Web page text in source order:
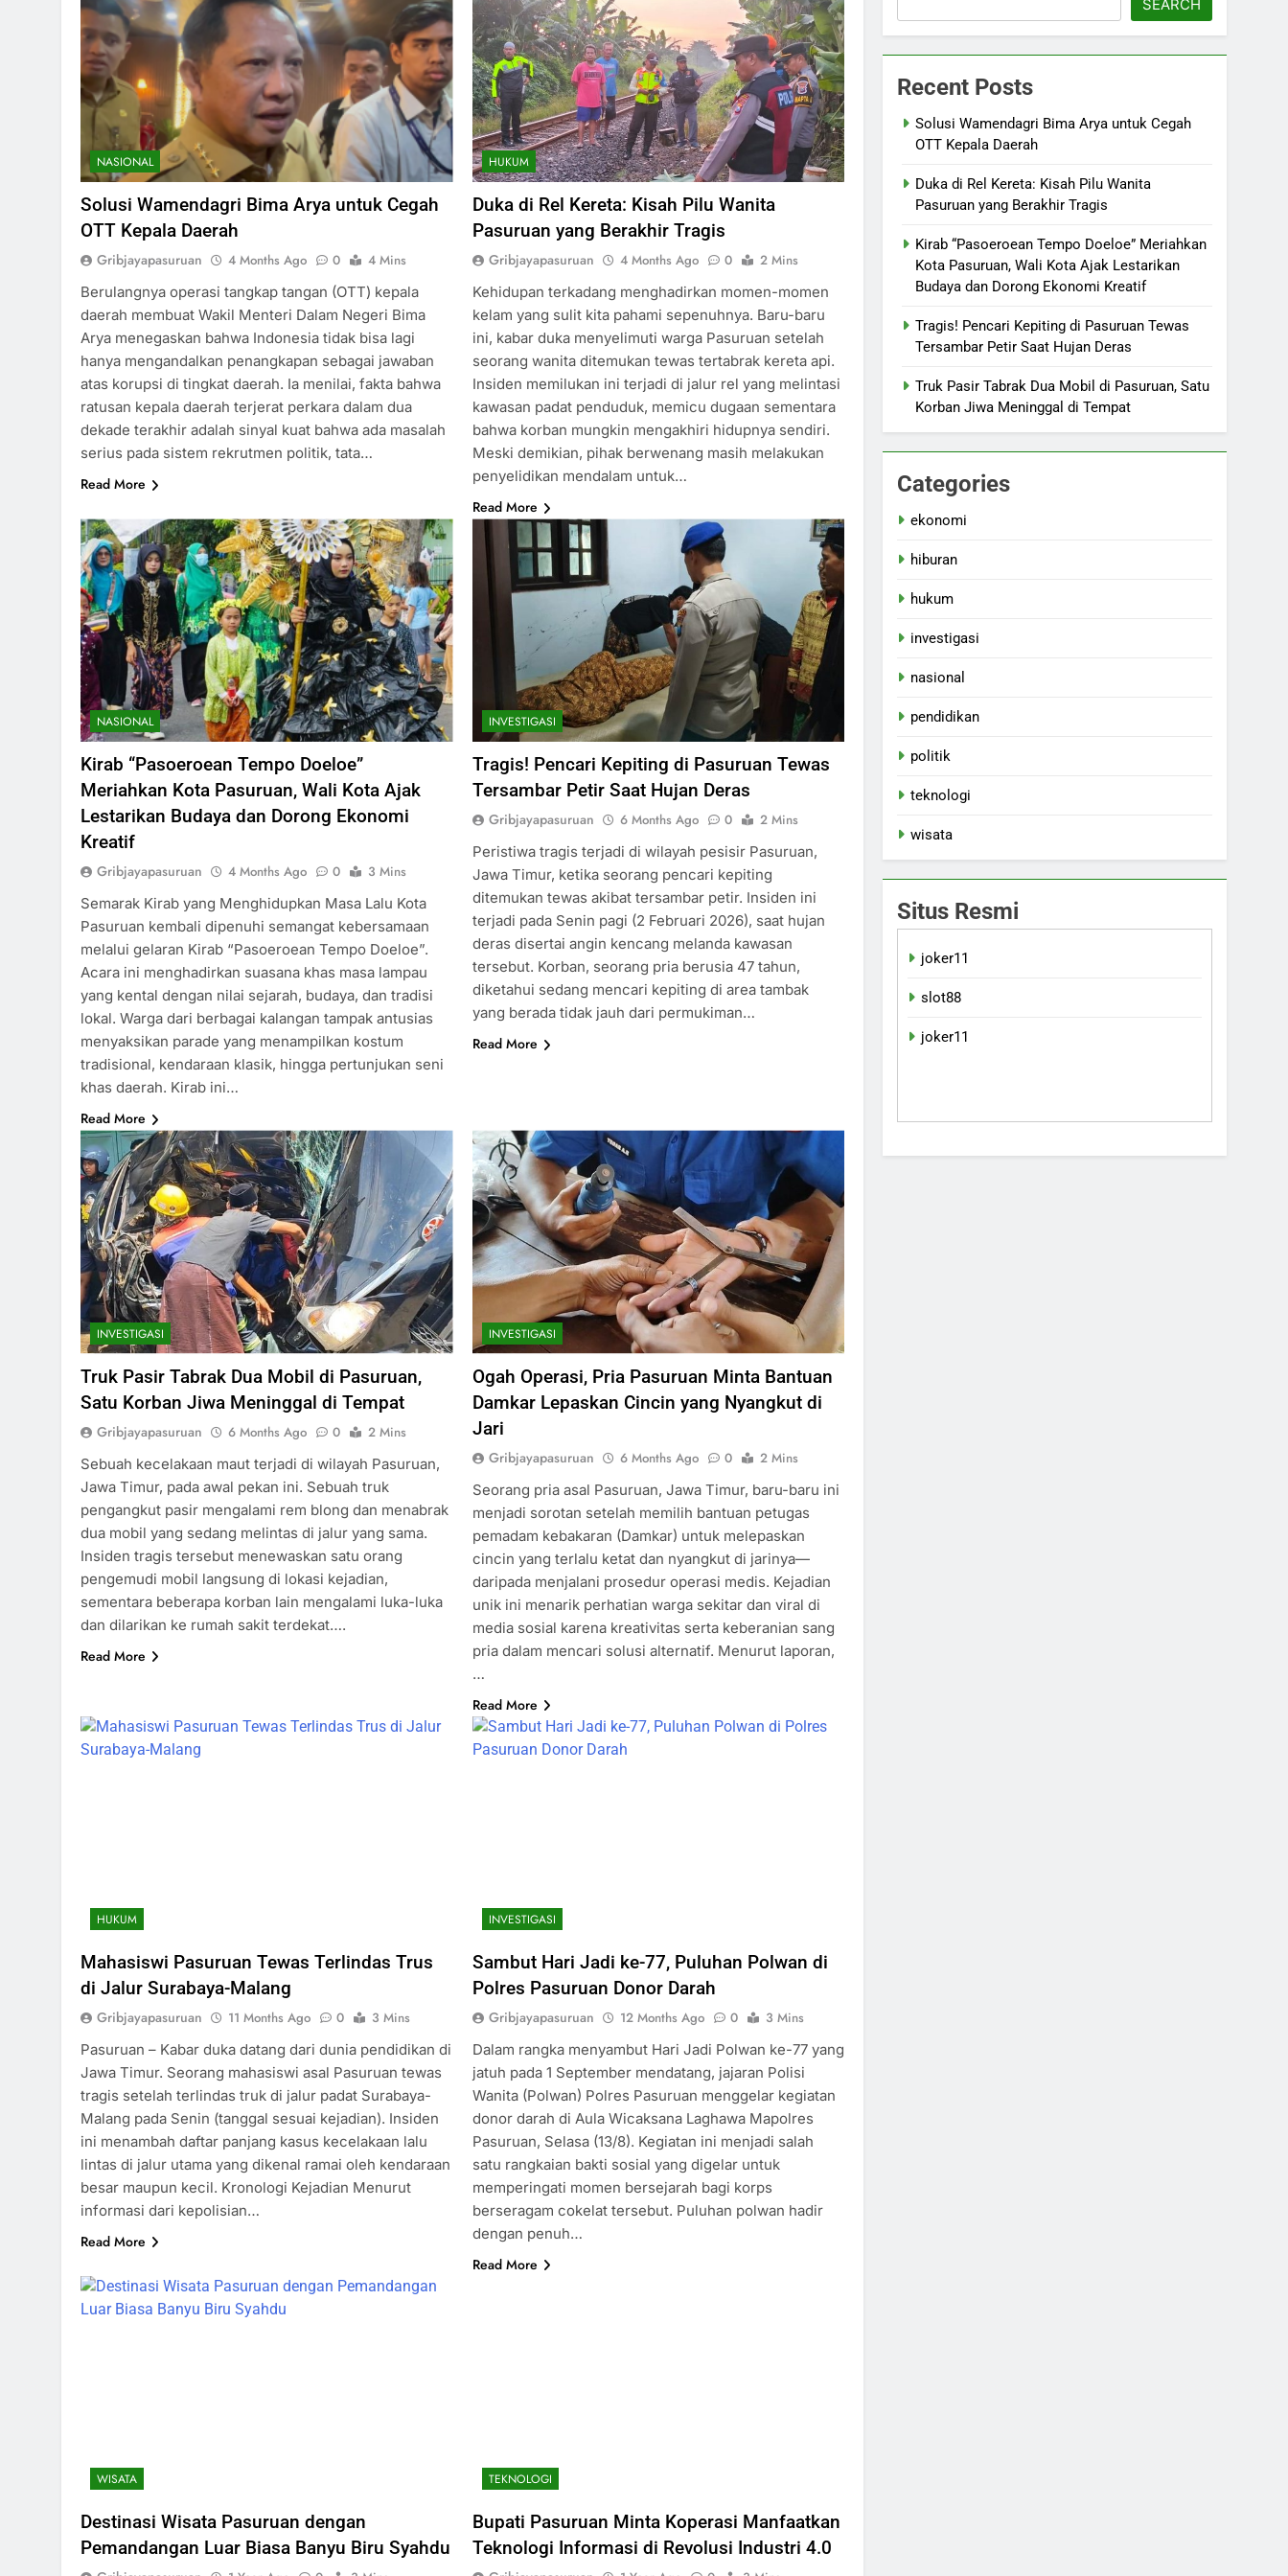
NASIONAL
Solusi Wamendagri Bima Arya untuk Cegah
OTT Kepala Daerah
Gribjayapasuruan 4 Months Ago 0
4 Mins
Berulangnya operasi tangkap tangan (OTT) kepala
daerah membuat Wakil Menteri Dalam Negeri Bima
Arya menegaskan bahwa Indonesia tidak bisa lagi
hanya mengandalkan penangkapan sebagai jawaban
atas korupsi di tingkat daerah. Ia menilai, fakta bahwa
ratusan kepala daerah terjerat perkara dalam dua
dekade terakhir adalah sinyal kuat bahwa ada masalah
serius pada sistem rekrutmen politik, tata…
Read More
HUKUM
Duka di Rel Kereta: Kisah Pilu Wanita
Pasuruan yang Berakhir Tragis
Gribjayapasuruan 4 Months Ago 0
2 Mins
Kehidupan terkadang menghadirkan momen-momen
kelam yang sulit kita pahami sepenuhnya. Baru-baru
ini, kabar duka menyelimuti warga Pasuruan setelah
seorang wanita ditemukan tewas tertabrak kereta api.
Insiden memilukan ini terjadi di jalur rel yang melintasi
kawasan padat penduduk, memicu dugaan sementara
bahwa korban mungkin mengakhiri hidupnya sendiri.
Meski demikian, pihak berwenang masih melakukan
penyelidikan mendalam untuk…
Read More
NASIONAL
Kirab “Pasoeroean Tempo Doeloe”
Meriahkan Kota Pasuruan, Wali Kota Ajak
Lestarikan Budaya dan Dorong Ekonomi
Kreatif
Gribjayapasuruan 4 Months Ago 0
3 Mins
Semarak Kirab yang Menghidupkan Masa Lalu Kota
Pasuruan kembali dipenuhi semangat kebersamaan
melalui gelaran Kirab “Pasoeroean Tempo Doeloe”.
Acara ini menghadirkan suasana khas masa lampau
yang kental dengan nilai sejarah, budaya, dan tradisi
lokal. Warga dari berbagai kalangan tampak antusias
menyaksikan parade yang menampilkan kostum
tradisional, kendaraan klasik, hingga pertunjukan seni
khas daerah. Kirab ini…
Read More
INVESTIGASI
Tragis! Pencari Kepiting di Pasuruan Tewas
Tersambar Petir Saat Hujan Deras
Gribjayapasuruan 6 Months Ago 0
2 Mins
Peristiwa tragis terjadi di wilayah pesisir Pasuruan,
Jawa Timur, ketika seorang pencari kepiting
ditemukan tewas akibat tersambar petir. Insiden ini
terjadi pada Senin pagi (2 Februari 2026), saat hujan
deras disertai angin kencang melanda kawasan
tersebut. Korban, seorang pria berusia 47 tahun,
diketahui sedang mencari kepiting di area tambak
yang berada tidak jauh dari permukiman…
Read More
INVESTIGASI
Truk Pasir Tabrak Dua Mobil di Pasuruan,
Satu Korban Jiwa Meninggal di Tempat
Gribjayapasuruan 6 Months Ago 0
2 Mins
Sebuah kecelakaan maut terjadi di wilayah Pasuruan,
Jawa Timur, pada awal pekan ini. Sebuah truk
pengangkut pasir mengalami rem blong dan menabrak
dua mobil yang sedang melintas di jalur yang sama.
Insiden tragis tersebut menewaskan satu orang
pengemudi mobil langsung di lokasi kejadian,
sementara beberapa korban lain mengalami luka-luka
dan dilarikan ke rumah sakit terdekat….
Read More
INVESTIGASI
Ogah Operasi, Pria Pasuruan Minta Bantuan
Damkar Lepaskan Cincin yang Nyangkut di
Jari
Gribjayapasuruan 6 Months Ago 0
2 Mins
Seorang pria asal Pasuruan, Jawa Timur, baru-baru ini
menjadi sorotan setelah memilih bantuan petugas
pemadam kebakaran (Damkar) untuk melepaskan
cincin yang terlalu ketat dan nyangkut di jarinya—
daripada menjalani prosedur operasi medis. Kejadian
unik ini menarik perhatian warga sekitar dan viral di
media sosial karena kreativitas serta keberanian sang
pria dalam mencari solusi alternatif. Menurut laporan,
…
Read More
HUKUM
Mahasiswi Pasuruan Tewas Terlindas Trus
di Jalur Surabaya-Malang
Gribjayapasuruan 11 Months Ago 0
3 Mins
Pasuruan – Kabar duka datang dari dunia pendidikan di
Jawa Timur. Seorang mahasiswi asal Pasuruan tewas
tragis setelah terlindas truk di jalur padat Surabaya-
Malang pada Senin (tanggal sesuai kejadian). Insiden
ini menambah daftar panjang kasus kecelakaan lalu
lintas di jalur utama yang dikenal ramai oleh kendaraan
besar maupun kecil. Kronologi Kejadian Menurut
informasi dari kepolisian…
Read More
INVESTIGASI
Sambut Hari Jadi ke-77, Puluhan Polwan di
Polres Pasuruan Donor Darah
Gribjayapasuruan 12 Months Ago 0
3 Mins
Dalam rangka menyambut Hari Jadi Polwan ke-77 yang
jatuh pada 1 September mendatang, jajaran Polisi
Wanita (Polwan) Polres Pasuruan menggelar kegiatan
donor darah di Aula Wicaksana Laghawa Mapolres
Pasuruan, Selasa (13/8). Kegiatan ini menjadi salah
satu rangkaian bakti sosial yang digelar untuk
memperingati momen bersejarah bagi korps
berseragam cokelat tersebut. Puluhan polwan hadir
dengan penuh…
Read More
WISATA
Destinasi Wisata Pasuruan dengan
Pemandangan Luar Biasa Banyu Biru Syahdu
TEKNOLOGI
Bupati Pasuruan Minta Koperasi Manfaatkan
Teknologi Informasi di Revolusi Industri 4.0
SEARCH
Recent Posts
Solusi Wamendagri Bima Arya untuk Cegah
OTT Kepala Daerah
Duka di Rel Kereta: Kisah Pilu Wanita
Pasuruan yang Berakhir Tragis
Kirab “Pasoeroean Tempo Doeloe” Meriahkan
Kota Pasuruan, Wali Kota Ajak Lestarikan
Budaya dan Dorong Ekonomi Kreatif
Tragis! Pencari Kepiting di Pasuruan Tewas
Tersambar Petir Saat Hujan Deras
Truk Pasir Tabrak Dua Mobil di Pasuruan, Satu
Korban Jiwa Meninggal di Tempat
Categories
ekonomi
hiburan
hukum
investigasi
nasional
pendidikan
politik
teknologi
wisata
Situs Resmi
joker11
slot88
joker11